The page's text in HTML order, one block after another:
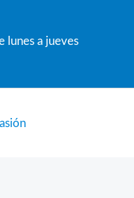
lunes a jueves